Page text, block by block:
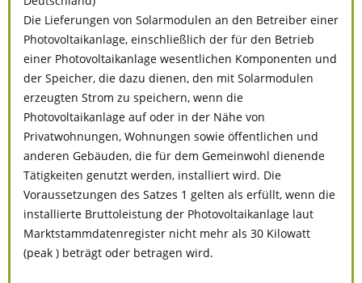
Die Lieferungen von Solarmodulen an den Betreiber einer
Photovoltaikanlage, einschließlich der für den Betrieb
einer Photovoltaikanlage wesentlichen Komponenten und
der Speicher, die dazu dienen, den mit Solarmodulen
erzeugten Strom zu speichern, wenn die
Photovoltaikanlage auf oder in der Nähe von
Privatwohnungen, Wohnungen sowie öffentlichen und
anderen Gebäuden, die für dem Gemeinwohl dienende
Tätigkeiten genutzt werden, installiert wird. Die
Voraussetzungen des Satzes 1 gelten als erfüllt, wenn die
installierte Bruttoleistung der Photovoltaikanlage laut
Marktstammdatenregister nicht mehr als 30 Kilowatt
(peak ) beträgt oder betragen wird.